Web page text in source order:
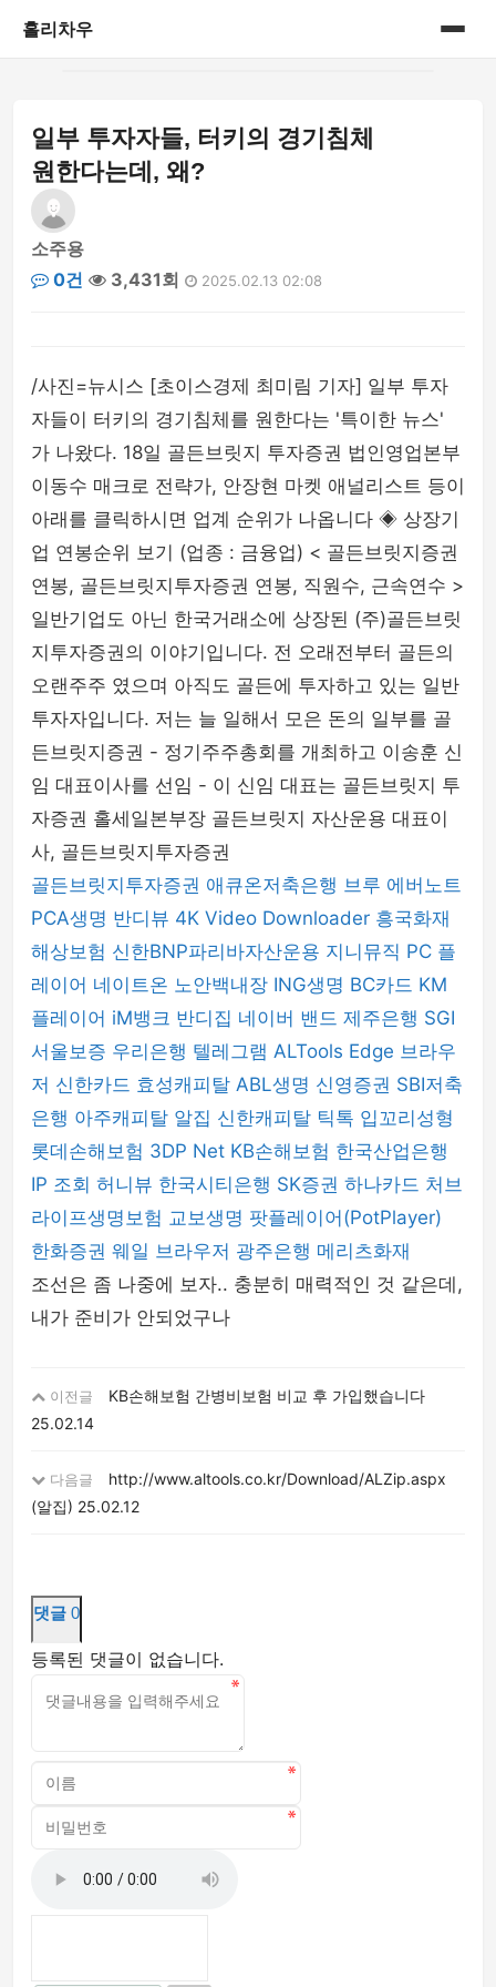
홀리차우
게시판
일부 투자자들, 터키의 경기침체
원한다는데, 왜?
소주용
0건
3,431회 2025.02.13 02:08
/사진=뉴시스 [초이스경제 최미림 기자] 일부 투자
자들이 터키의 경기침체를 원한다는 '특이한 뉴스'
가 나왔다. 18일 골든브릿지 투자증권 법인영업본부
이동수 매크로 전략가, 안장현 마켓 애널리스트 등이
아래를 클릭하시면 업계 순위가 나옵니다 ◈ 상장기
업 연봉순위 보기 (업종 : 금융업) < 골든브릿지증권
연봉, 골든브릿지투자증권 연봉, 직원수, 근속연수 >
일반기업도 아닌 한국거래소에 상장된 (주)골든브릿
지투자증권의 이야기입니다. 전 오래전부터 골든의
오랜주주 였으며 아직도 골든에 투자하고 있는 일반
투자자입니다. 저는 늘 일해서 모은 돈의 일부를 골
든브릿지증권 - 정기주주총회를 개최하고 이송훈 신
임 대표이사를 선임 - 이 신임 대표는 골든브릿지 투
자증권 홀세일본부장 골든브릿지 자산운용 대표이
사, 골든브릿지투자증권
골든브릿지투자증권 애큐온저축은행 브루 에버노트
PCA생명 반디뷰 4K Video Downloader 흥국화재
해상보험 신한BNP파리바자산운용 지니뮤직 PC 플
레이어 네이트온 노안백내장 ING생명 BC카드 KM
플레이어 iM뱅크 반디집 네이버 밴드 제주은행 SGI
서울보증 우리은행 텔레그램 ALTools Edge 브라우
저 신한카드 효성캐피탈 ABL생명 신영증권 SBI저축
은행 아주캐피탈 알집 신한캐피탈 틱톡 입꼬리성형
롯데손해보험 3DP Net KB손해보험 한국산업은행
IP 조회 허니뷰 한국시티은행 SK증권 하나카드 처브
라이프생명보험 교보생명 팟플레이어(PotPlayer)
한화증권 웨일 브라우저 광주은행 메리츠화재
조선은 좀 나중에 보자.. 충분히 매력적인 것 같은데,
내가 준비가 안되었구나
이전글
KB손해보험 간병비보험 비교 후 가입했습니다
25.02.14
다음글
http://www.altools.co.kr/Download/ALZip.aspx
(알집) 25.02.12
댓글 0
등록된 댓글이 없습니다.